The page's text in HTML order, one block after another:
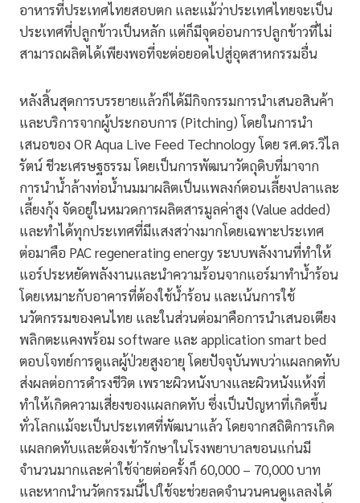
อาหารที่ประเทศไทยสอบตก และแม้ว่าประเทศไทยจะเป็น
ประเทศที่ปลูกข้าวเป็นหลัก แต่ก็มีจุดอ่อนการปลูกข้าวที่ไม่
สามารถผลิตได้เพียงพอที่จะต่อยอดไปสู่อุตสาหกรรมอื่น
หลังสิ้นสุดการบรรยายแล้วก็ได้มีกิจกรรมการนำเสนอสินค้า
และบริการจากผู้ประกอบการ (Pitching) โดยในการนำ
เสนอของ OR Aqua Live Feed Technology โดย รศ.ดร.วิไล
รัตน์ ชีวะเศรษฐธรรม โดยเป็นการพัฒนาวัตถุดิบที่มาจาก
การนำน้ำล้างท่อน้ำนมมาผลิตเป็นแพลงก์ตอนเลี้ยงปลาและ
เลี้ยงกุ้ง จัดอยู่ในหมวดการผลิตสารมูลค่าสูง (Value added)
และทำได้ทุกประเทศที่มีแสงสว่างมากโดยเฉพาะประเทศ
ต่อมาคือ PAC regenerating energy ระบบพลังงานที่ทำให้
แอร์ประหยัดพลังงานและนำความร้อนจากแอร์มาทำน้ำร้อน
โดยเหมาะกับอาคารที่ต้องใช้น้ำร้อน และเน้นการใช้
นวัตกรรมของคนไทย และในส่วนต่อมาคือการนำเสนอเตียง
พลิกตะแคงพร้อม software และ application smart bed
ตอบโจทย์การดูแลผู้ป่วยสูงอายุ โดยปัจจุบันพบว่าแผลกดทับ
ส่งผลต่อการดำรงชีวิต เพราะผิวหนังบางและผิวหนังแห้งที่
ทำให้เกิดความเสี่ยงของแผลกดทับ ซึ่งเป็นปัญหาที่เกิดขึ้น
ทั่วโลกแม้จะเป็นประเทศที่พัฒนาแล้ว โดยจากสถิติการเกิด
แผลกดทับและต้องเข้ารักษาในโรงพยาบาลขอนแก่นมี
จำนวนมากและค่าใช้จ่ายต่อครั้งก็ 60,000 – 70,000 บาท
และหากนำนวัตกรรมนี้ไปใช้จะช่วยลดจำนวนคนดูแลลงได้